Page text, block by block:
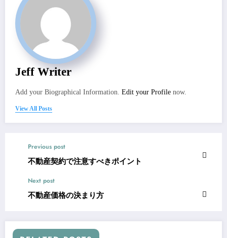
Jeff Writer
Add your Biographical Information. Edit your Profile now.
View All Posts
Previous post
不動産契約で注意すべきポイント
Next post
不動産価格の決まり方